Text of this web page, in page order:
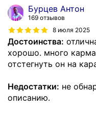
Бурцев Антон
169 отзывов
8 июля 2025
Достоинства:
хорошо. много
отстегнуть он на
Недостатки: не
описанию.